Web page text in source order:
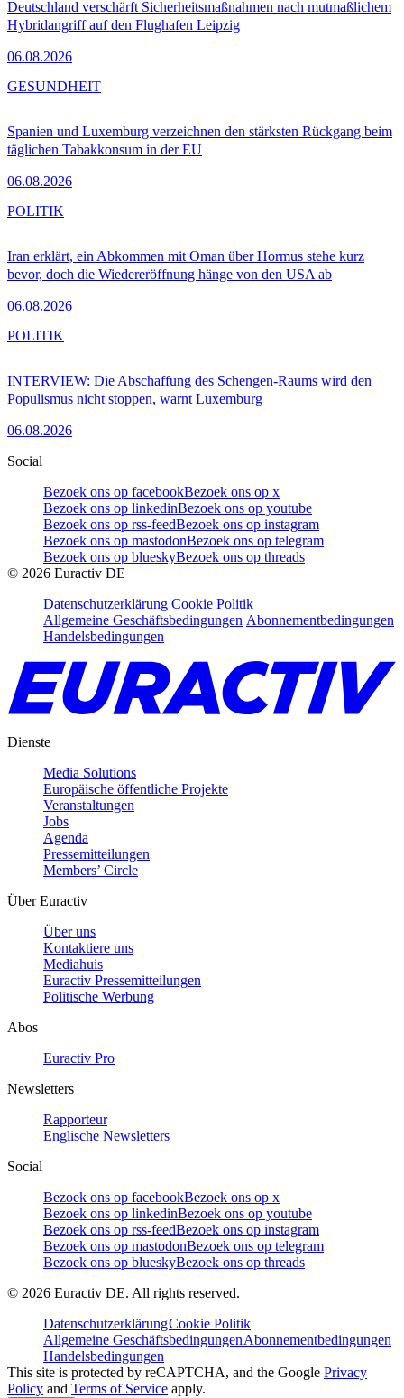
Deutschland verschärft Sicherheitsmaßnahmen nach mutmaßlichem
Hybridangriff auf den Flughafen Leipzig
06.08.2026
Spanien und Luxemburg verzeichnen den stärksten Rückgang beim
täglichen Tabakkonsum in der EU
06.08.2026
GESUNDHEIT
Iran erklärt, ein Abkommen mit Oman über Hormus stehe kurz
bevor, doch die Wiedereröffnung hänge von den USA ab
06.08.2026
POLITIK
INTERVIEW: Die Abschaffung des Schengen-Raums wird den
Populismus nicht stoppen, warnt Luxemburg
06.08.2026
POLITIK
Social
Bezoek ons op facebookBezoek ons op x
Bezoek ons op linkedinBezoek ons op youtube
Bezoek ons op rss-feedBezoek ons op instagram
Bezoek ons op mastodonBezoek ons op telegram
Bezoek ons op blueskyBezoek ons op threads
© 2026 Euractiv DE
Datenschutzerklärung Cookie Politik
Allgemeine Geschäftsbedingungen Abonnementbedingungen
Handelsbedingungen
Dienste
Media Solutions
Europäische öffentliche Projekte
Veranstaltungen
Jobs
Agenda
Pressemitteilungen
Members’ Circle
Über Euractiv
Über uns
Kontaktiere uns
Mediahuis
Euractiv Pressemitteilungen
Politische Werbung
Abos
Euractiv Pro
Newsletters
Rapporteur
Englische Newsletters
Social
Bezoek ons op facebookBezoek ons op x
Bezoek ons op linkedinBezoek ons op youtube
Bezoek ons op rss-feedBezoek ons op instagram
Bezoek ons op mastodonBezoek ons op telegram
Bezoek ons op blueskyBezoek ons op threads
© 2026 Euractiv DE. All rights reserved.
DatenschutzerklärungCookie Politik
Allgemeine GeschäftsbedingungenAbonnementbedingungen
Handelsbedingungen
This site is protected by reCAPTCHA, and the Google Privacy
Policy and Terms of Service apply.